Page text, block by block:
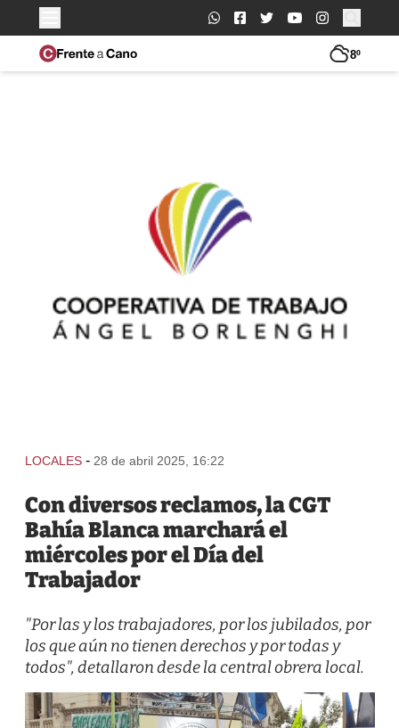
Buscar:
8º
LOCALES - 28 de abril 2025, 16:22
Con diversos reclamos, la CGT
Bahía Blanca marchará el
miércoles por el Día del
Trabajador
"Por las y los trabajadores, por los jubilados, por
los que aún no tienen derechos y por todas y
todos", detallaron desde la central obrera local.